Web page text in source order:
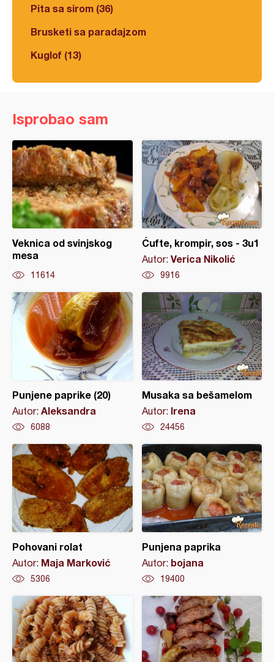
Pita sa sirom (36)
Brusketi sa paradajzom
Kuglof (13)
Isprobao sam
Veknica od svinjskog
mesa
11614
Ćufte, krompir, sos - 3u1
Autor: Verica Nikolić
9916
Punjene paprike (20)
Autor: Aleksandra
6088
Musaka sa bešamelom
Autor: Irena
24456
Pohovani rolat
Autor: Maja Marković
5306
Punjena paprika
Autor: bojana
19400